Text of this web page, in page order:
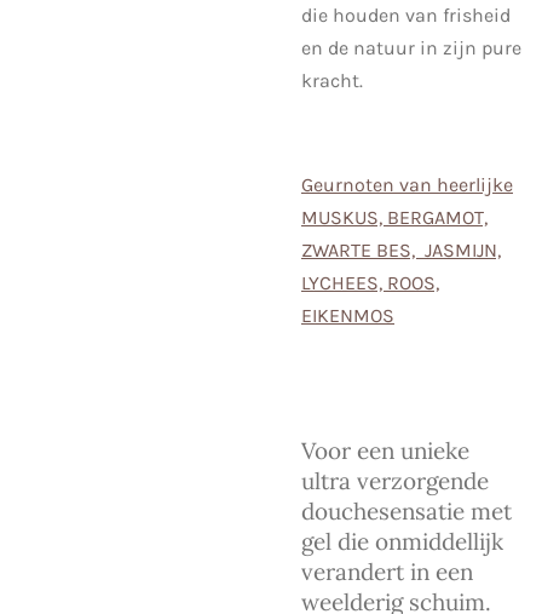
die houden van frisheid
en de natuur in zijn pure
kracht.
Geurnoten van heerlijke
MUSKUS, BERGAMOT,
ZWARTE BES, JASMIJN,
LYCHEES, ROOS,
EIKENMOS
Voor een unieke
ultra verzorgende
douchesensatie met
gel die onmiddellijk
verandert in een
weelderig schuim.